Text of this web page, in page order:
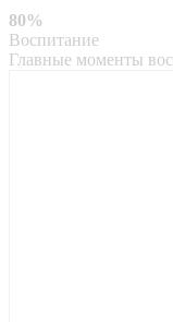
80%
Воспитание
Главные моменты